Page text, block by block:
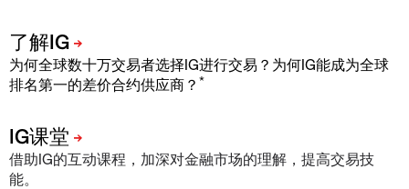
为何全球数十万交易者选择IG进行交易？为何IG能成为全球
排名第一的差价合约供应商？ *
借助IG的互动课程，加深对金融市场的理解，提高交易技
能。